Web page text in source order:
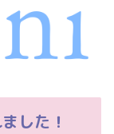
した！